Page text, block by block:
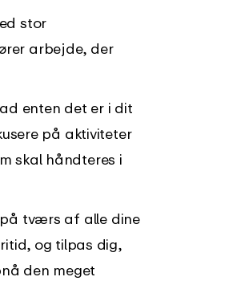
stor
arbejde, der
enten det er i dit
på aktiviteter
skal håndteres i
tværs af alle dine
og tilpas dig,
den meget